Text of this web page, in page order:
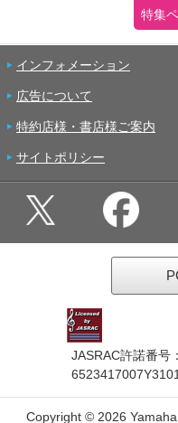
特集
インフォメーション
広告について
特約店様・書店様ご案内
サイトポリシー
JASRAC許諾番号：
Copyright © 2026